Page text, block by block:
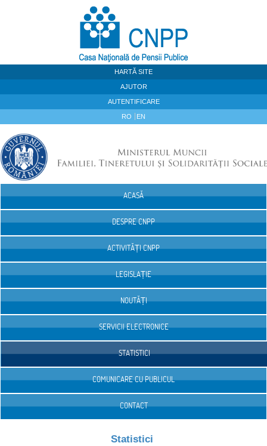
HARTĂ SITE
AJUTOR
AUTENTIFICARE
RO EN
ACASĂ
DESPRE CNPP
ACTIVITĂȚI CNPP
LEGISLAȚIE
NOUTĂȚI
SERVICII ELECTRONICE
STATISTICI
COMUNICARE CU PUBLICUL
CONTACT
Statistici